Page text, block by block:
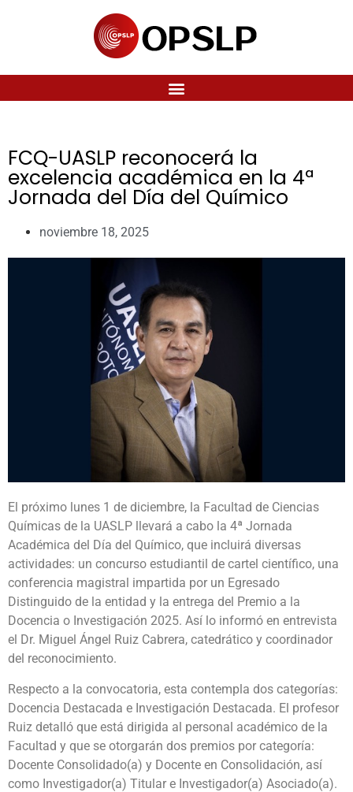
FCQ-UASLP reconocerá la
excelencia académica en la 4ª
Jornada del Día del Químico
noviembre 18, 2025
El próximo lunes 1 de diciembre, la Facultad de Ciencias
Químicas de la UASLP llevará a cabo la 4ª Jornada
Académica del Día del Químico, que incluirá diversas
actividades: un concurso estudiantil de cartel científico, una
conferencia magistral impartida por un Egresado
Distinguido de la entidad y la entrega del Premio a la
Docencia o Investigación 2025. Así lo informó en entrevista
el Dr. Miguel Ángel Ruiz Cabrera, catedrático y coordinador
del reconocimiento.
Respecto a la convocatoria, esta contempla dos categorías:
Docencia Destacada e Investigación Destacada. El profesor
Ruiz detalló que está dirigida al personal académico de la
Facultad y que se otorgarán dos premios por categoría:
Docente Consolidado(a) y Docente en Consolidación, así
como Investigador(a) Titular e Investigador(a) Asociado(a).